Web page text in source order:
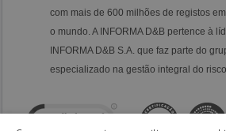
com mais de 600 milhões de registos
o mundo. A INFORMA D&B pertence à
INFORMA D&B S.A. que faz parte do
especializado na gestão integral do